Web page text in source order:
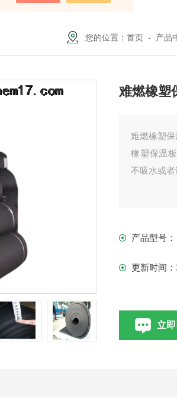
您的位置： 首页 - 产品
难燃橡塑
难燃橡塑
橡塑保温
不吸水或者
产品型号：
更新时间：
立